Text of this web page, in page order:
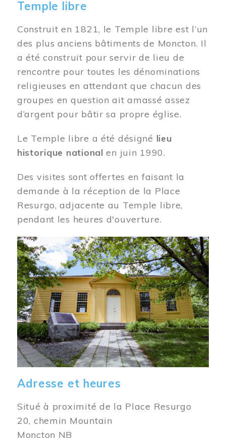
Temple libre
Construit en 1821, le Temple libre est l’un
des plus anciens bâtiments de Moncton. Il
a été construit pour servir de lieu de
rencontre pour toutes les dénominations
religieuses en attendant que chacun des
groupes en question ait amassé assez
d’argent pour bâtir sa propre église.
Le Temple libre a été désigné lieu
historique national en juin 1990.
Des visites sont offertes en faisant la
demande à la réception de la Place
Resurgo, adjacente au Temple libre,
pendant les heures d'ouverture.
Image
Adresse et heures
Situé à proximité de la Place Resurgo
20, chemin Mountain
Moncton NB